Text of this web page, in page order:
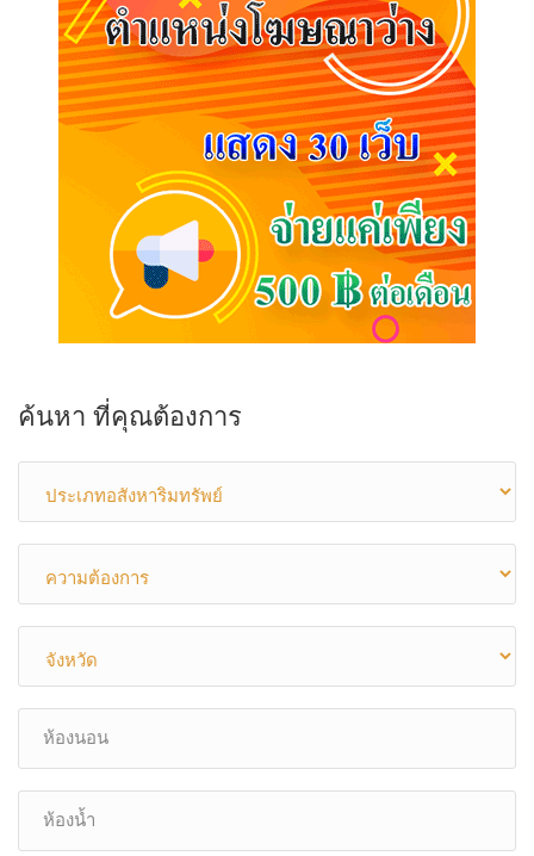
ค้นหา ที่คุณต้องการ